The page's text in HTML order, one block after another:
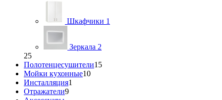
Шкафчики 1
Зеркала 2
25
Полотенцесушители15
Мойки кухонные10
Инсталляция1
Отражатели9